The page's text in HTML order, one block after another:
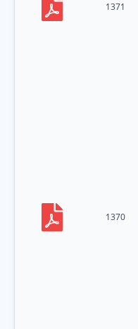
1371
1370